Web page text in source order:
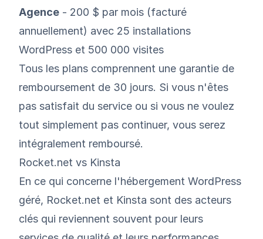
Agence - 200 $ par mois (facturé
annuellement) avec 25 installations
WordPress et 500 000 visites
Tous les plans comprennent une garantie de
remboursement de 30 jours. Si vous n'êtes
pas satisfait du service ou si vous ne voulez
tout simplement pas continuer, vous serez
intégralement remboursé.
Rocket.net vs Kinsta
En ce qui concerne l'hébergement WordPress
géré, Rocket.net et Kinsta sont des acteurs
clés qui reviennent souvent pour leurs